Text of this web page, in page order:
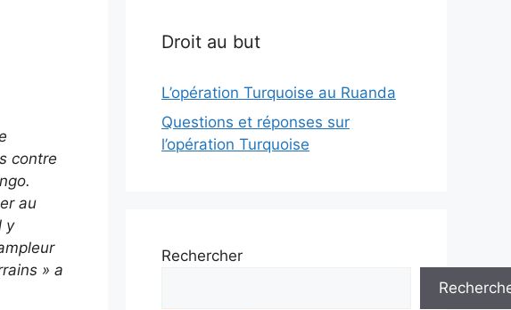
contre
au
y
» a
Droit au but
L’opération Turquoise au Ruanda
Questions et réponses sur
l’opération Turquoise
Rechercher